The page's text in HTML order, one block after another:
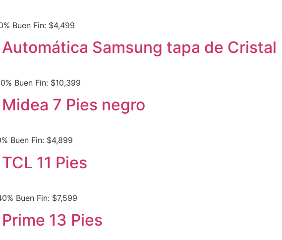
Buen Fin: $4,499
Samsung tapa de Cristal
Buen Fin: $10,399
7 Pies negro
Buen Fin: $4,899
11 Pies
Buen Fin: $7,599
13 Pies